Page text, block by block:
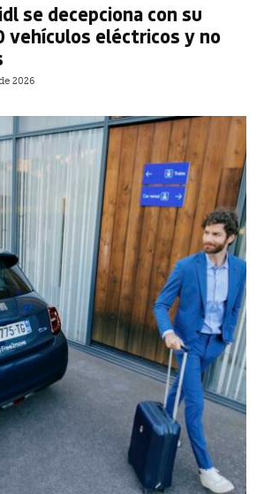
se decepciona con su
vehículos eléctricos y no
2026